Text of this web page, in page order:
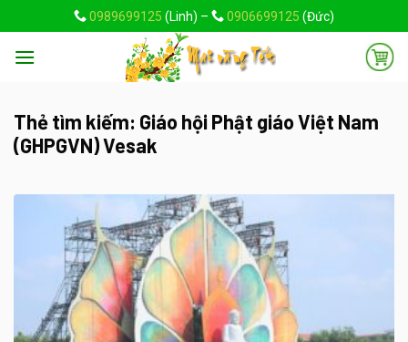
to
content
0989699125 (Linh) – 0906699125 (Đức)
Thẻ tìm kiếm: Giáo hội Phật giáo Việt Nam
(GHPGVN) Vesak